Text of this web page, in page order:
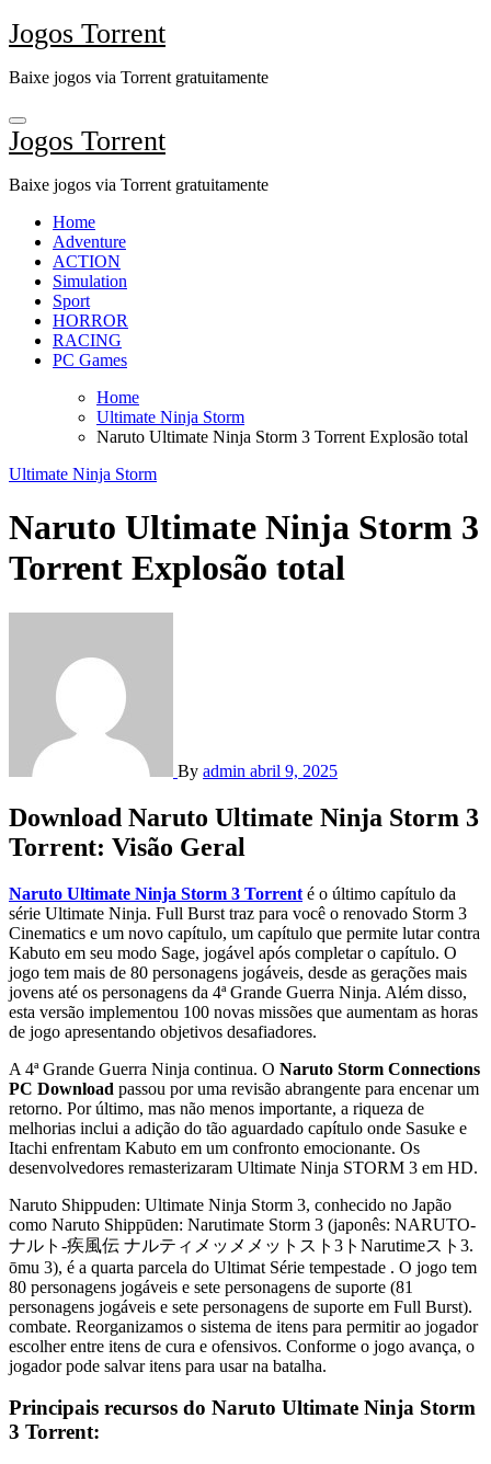
Skip
to
Jogos Torrent
Baixe jogos via Torrent gratuitamente
Jogos Torrent
Baixe jogos via Torrent gratuitamente
Home
Adventure
ACTION
Simulation
Sport
HORROR
RACING
PC Games
Home
Ultimate Ninja Storm
Naruto Ultimate Ninja Storm 3 Torrent Explosão total
Ultimate Ninja Storm
Naruto Ultimate Ninja Storm 3
Torrent Explosão total
By admin abril 9, 2025
Download Naruto Ultimate Ninja Storm 3
Torrent: Visão Geral
Naruto Ultimate Ninja Storm 3 Torrent é o último capítulo da
série Ultimate Ninja. Full Burst traz para você o renovado Storm 3
Cinematics e um novo capítulo, um capítulo que permite lutar contra
Kabuto em seu modo Sage, jogável após completar o capítulo. O
jogo tem mais de 80 personagens jogáveis, desde as gerações mais
jovens até os personagens da 4ª Grande Guerra Ninja. Além disso,
esta versão implementou 100 novas missões que aumentam as horas
de jogo apresentando objetivos desafiadores.
A 4ª Grande Guerra Ninja continua. O Naruto Storm Connections
PC Download passou por uma revisão abrangente para encenar um
retorno. Por último, mas não menos importante, a riqueza de
melhorias inclui a adição do tão aguardado capítulo onde Sasuke e
Itachi enfrentam Kabuto em um confronto emocionante. Os
desenvolvedores remasterizaram Ultimate Ninja STORM 3 em HD.
Naruto Shippuden: Ultimate Ninja Storm 3, conhecido no Japão
como Naruto Shippūden: Narutimate Storm 3 (japonês: NARUTO-
ナルト-疾風伝 ナルティメッメメットスト3トNarutimeスト3.
ōmu 3), é a quarta parcela do Ultimat Série tempestade . O jogo tem
80 personagens jogáveis ​​e sete personagens de suporte (81
personagens jogáveis ​​e sete personagens de suporte em Full Burst).
combate. Reorganizamos o sistema de itens para permitir ao jogador
escolher entre itens de cura e ofensivos. Conforme o jogo avança, o
jogador pode salvar itens para usar na batalha.
Principais recursos do Naruto Ultimate Ninja Storm
3 Torrent: